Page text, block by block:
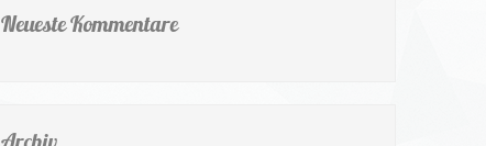
Neueste Kommentare
Archiv